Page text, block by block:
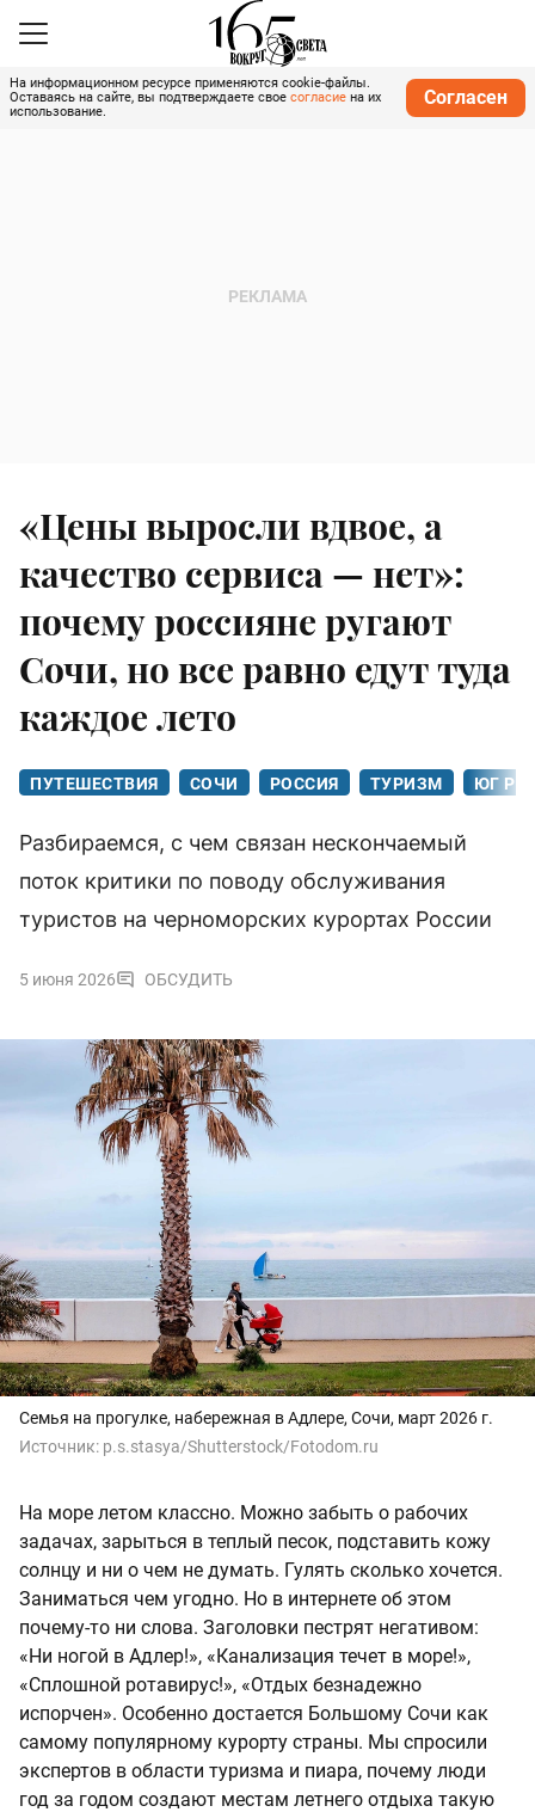
На информационном ресурсе применяются cookie-файлы.
Оставаясь на сайте, вы подтверждаете свое согласие на их
использование.
Согласен
«Цены выросли вдвое, а
качество сервиса — нет»:
почему россияне ругают
Сочи, но все равно едут туда
каждое лето
ПУТЕШЕСТВИЯ СОЧИ РОССИЯ ТУРИЗМ ЮГ
Разбираемся, с чем связан нескончаемый
поток критики по поводу обслуживания
туристов на черноморских курортах России
5 июня 2026 ОБСУДИТЬ
Семья на прогулке, набережная в Адлере, Сочи, март 2026 г.
Источник: p.s.stasya/Shutterstock/Fotodom.ru
На море летом классно. Можно забыть о рабочих
задачах, зарыться в теплый песок, подставить кожу
солнцу и ни о чем не думать. Гулять сколько хочется.
Заниматься чем угодно. Но в интернете об этом
почему-то ни слова. Заголовки пестрят негативом:
«Ни ногой в Адлер!», «Канализация течет в море!»,
«Сплошной ротавирус!», «Отдых безнадежно
испорчен». Особенно достается Большому Сочи как
самому популярному курорту страны. Мы спросили
экспертов в области туризма и пиара, почему люди
год за годом создают местам летнего отдыха такую